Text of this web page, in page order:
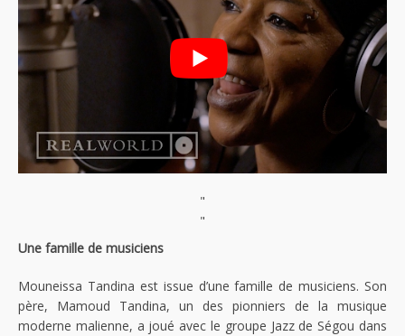
"
"
Une famille de musiciens
Mouneissa Tandina est issue d’une famille de musiciens. Son
père, Mamoud Tandina, un des pionniers de la musique
moderne malienne, a joué avec le groupe Jazz de Ségou dans